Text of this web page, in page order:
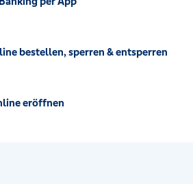
bestellen, sperren & entsperren
eröffnen